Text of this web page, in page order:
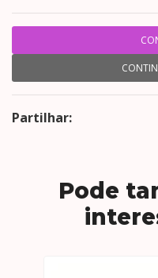
Partilhar:
Pode